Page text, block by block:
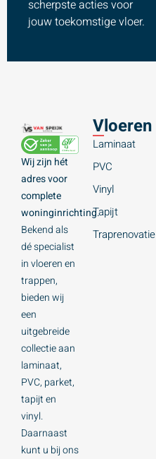
scherpste acties voor
jouw toekomstige vloer.
Wij zijn hét
adres voor
complete
woninginrichting.
Bekend als
dé specialist
in vloeren en
trappen,
bieden wij
een
uitgebreide
collectie aan
laminaat,
PVC, parket,
tapijt en
vinyl.
Daarnaast
kunt u bij ons
Vloeren
Laminaat
PVC
Vinyl
Tapijt
Traprenovatie